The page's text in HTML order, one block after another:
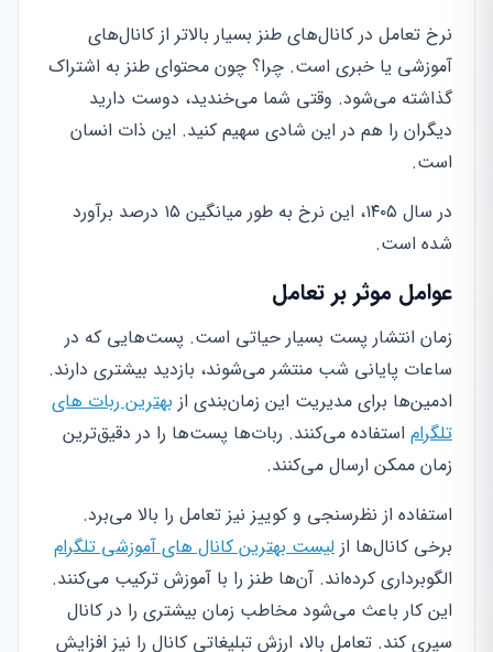
نرخ تعامل در کانال‌های طنز بسیار بالاتر از کانال‌های
آموزشی یا خبری است. چرا؟ چون محتوای طنز به اشتراک
گذاشته می‌شود. وقتی شما می‌خندید، دوست دارید
دیگران را هم در این شادی سهیم کنید. این ذات انسان
است.
در سال ۱۴۰۵، این نرخ به طور میانگین ۱۵ درصد برآورد
شده است.
عوامل موثر بر تعامل
زمان انتشار پست بسیار حیاتی است. پست‌هایی که در
ساعات پایانی شب منتشر می‌شوند، بازدید بیشتری دارند.
ادمین‌ها برای مدیریت این زمان‌بندی از بهترین ربات های
تلگرام استفاده می‌کنند. ربات‌ها پست‌ها را در دقیق‌ترین
زمان ممکن ارسال می‌کنند.
استفاده از نظرسنجی و کوییز نیز تعامل را بالا می‌برد.
برخی کانال‌ها از لیست بهترین کانال های آموزشی تلگرام
الگوبرداری کرده‌اند. آن‌ها طنز را با آموزش ترکیب می‌کنند.
این کار باعث می‌شود مخاطب زمان بیشتری را در کانال
سپری کند. تعامل بالا، ارزش تبلیغاتی کانال را نیز افزایش